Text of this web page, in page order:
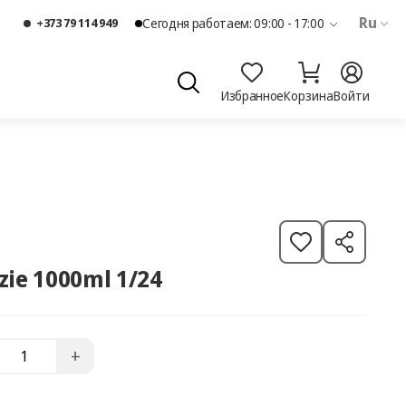
+373 79 114 949 Сегодня работаем: 09:00 - 17:00 Ru
ИзбранноеКорзинаВойти
1000ml 1/24
+